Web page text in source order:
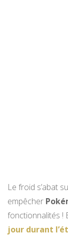
Le froid s’abat
empêcher
fonctionnalités !
jour durant